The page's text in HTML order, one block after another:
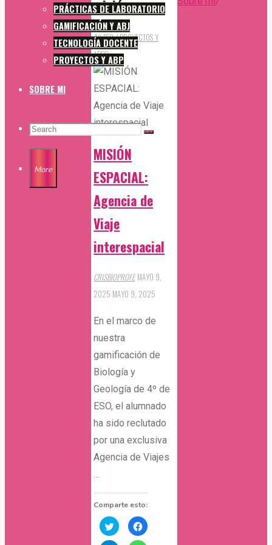
PRÁCTICAS DE LABORATORIO
GAMIFICACIÓN Y ABJ
TECNOLOGÍA DOCENTE
PROYECTOS Y ABP
SOBRE MI
SEARCH
Search
for:
Search
More
misión
4º ESO/PROYECTOS Y
ABP0
MISIÓN
ESPACIAL:
Agencia de
Viaje
interespacial
CRISBIOPROFE MAYO 9,
2025 MAYO 9, 2025
En el marco de
nuestra
gamificación de
Biología y
Geología de 4º de
ESO, el alumnado
ha sido reclutado
por una exclusiva
Agencia de Viajes
…
Comparte esto:
Haz
clic
Haz
clic